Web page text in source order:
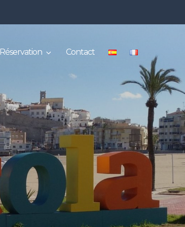
Réservation Contact